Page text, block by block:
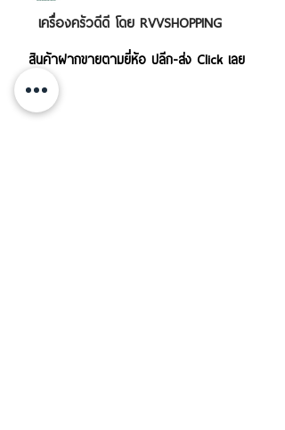
เครื่องครัวดีดี โดย RVVSHOPPING
สินค้าฝากขายตามยี่ห้อ ปลีก-ส่ง Click เลย